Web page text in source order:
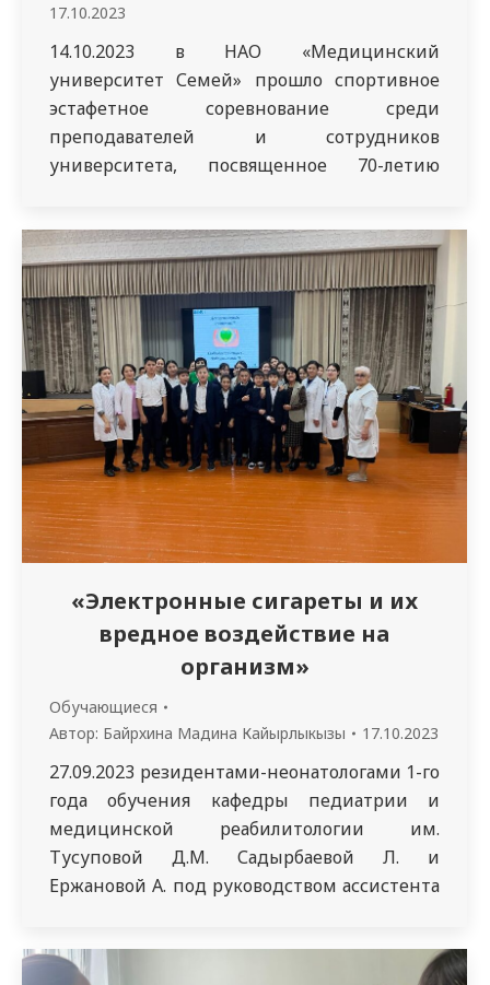
17.10.2023
14.10.2023 в НАО «Медицинский
университет Семей» прошло спортивное
эстафетное соревнование среди
преподавателей и сотрудников
университета, посвященное 70-летию
Мероприятие началось с Гимна нашей
страны – Республики Казахстан. После
приветственного слова Проректора по
клинике и постдипломному образованию
НАО «МУС» Думана Берикулы началось
соревнование. Всего в данном
мероприятии участвовало 12 команд, по…
«Электронные сигареты и их
вредное воздействие на
организм»
Обучающиеся
Автор: Байрхина Мадина Кайырлыкызы 17.10.2023
27.09.2023 резидентами-неонатологами 1-го
года обучения кафедры педиатрии и
медицинской реабилитологии им.
Тусуповой Д.М. Садырбаевой Л. и
Ержановой А. под руководством ассистента
проведена санитарно-просветительская